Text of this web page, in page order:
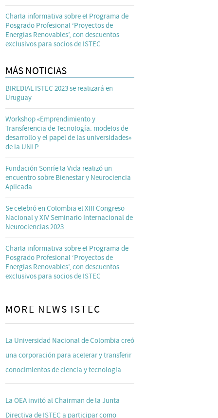
Charla informativa sobre el Programa de
Posgrado Profesional ‘Proyectos de
Energías Renovables’, con descuentos
exclusivos para socios de ISTEC
MÁS NOTICIAS
BIREDIAL ISTEC 2023 se realizará en
Uruguay
Workshop «Emprendimiento y
Transferencia de Tecnología: modelos de
desarrollo y el papel de las universidades»
de la UNLP
Fundación Sonríe la Vida realizó un
encuentro sobre Bienestar y Neurociencia
Aplicada
Se celebró en Colombia el XIII Congreso
Nacional y XIV Seminario Internacional de
Neurociencias 2023
Charla informativa sobre el Programa de
Posgrado Profesional ‘Proyectos de
Energías Renovables’, con descuentos
exclusivos para socios de ISTEC
MORE NEWS ISTEC
La Universidad Nacional de Colombia creó
una corporación para acelerar y transferir
conocimientos de ciencia y tecnología
La OEA invitó al Chairman de la Junta
Directiva de ISTEC a participar como